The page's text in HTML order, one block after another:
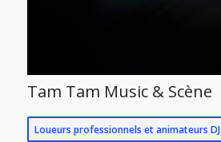
Tam Tam Music & Scène
Loueurs professionnels et animateurs DJ